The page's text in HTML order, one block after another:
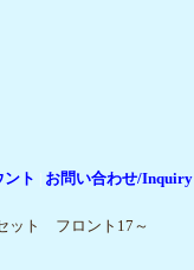
ント お問い合わせ/Inquiry
ット フロント17～